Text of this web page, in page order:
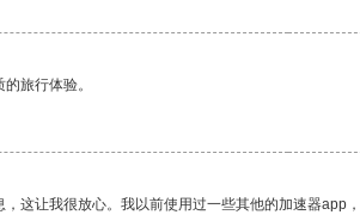
旅行体验。
这让我很放心。我以前使用过一些其他的加速器app